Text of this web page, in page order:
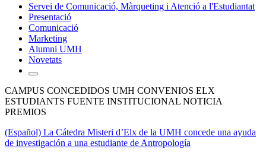
Servei de Comunicació, Màrqueting i Atenció a l'Estudiantat
Presentació
Comunicació
Marketing
Alumni UMH
Novetats
CAMPUS CONCEDIDOS UMH CONVENIOS ELX
ESTUDIANTS FUENTE INSTITUCIONAL NOTICIA
PREMIOS
(Español) La Cátedra Misteri d’Elx de la UMH concede una ayuda
de investigación a una estudiante de Antropología